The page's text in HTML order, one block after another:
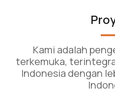
Kami adalah
terkemuka,
Indonesia dengan